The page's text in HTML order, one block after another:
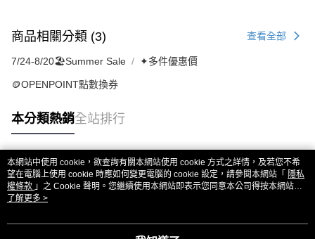
商品相關分類 (3) 查看全部
7/24-8/20🏖️Summer Sale ✦多件優惠價
🪙OPENPOINT點數換券
本分類熱銷全站排行
熱門標籤
本網站中使用 cookie，欲查詢有關本網站使用 cookie 方式之詳情，及若您不希
望在電腦上使用 cookie 時應如何變更電腦的 cookie 設定，請參閱本網站「 隱私
權條款 」之 Cookie 聲明。您繼續使用本網站即表示您同意本公司得按本網站使
用條款之 Cookie 聲明使用 cookie。
了解更多 >